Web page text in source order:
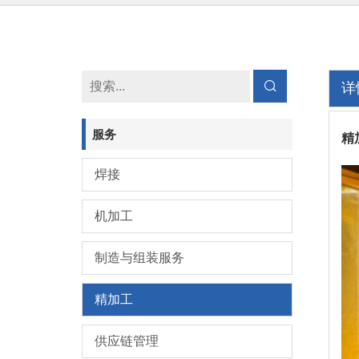
服务
焊接
机加工
制造与组装服务
精加工
供应链管理
详
精